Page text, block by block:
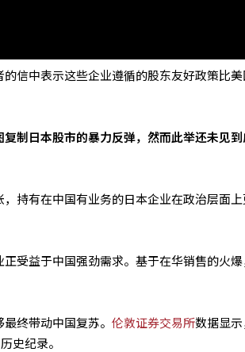
信中表示这些企业遵循的股东友好政策比美
制日本股市的暴力反弹，然而此举还未见到
持有在中国有业务的日本企业在政治层面上
受益于中国强劲需求。基于在华销售的火爆
最终带动中国复苏。伦敦证券交易所数据显
史纪录。